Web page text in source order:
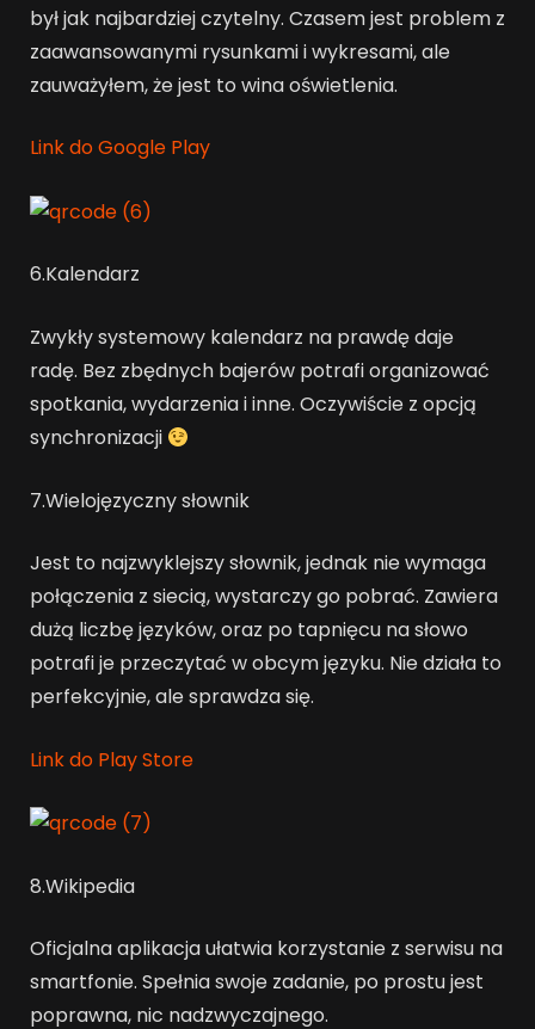
był jak najbardziej czytelny. Czasem jest problem z
zaawansowanymi rysunkami i wykresami, ale
zauważyłem, że jest to wina oświetlenia.
Link do Google Play
6.Kalendarz
Zwykły systemowy kalendarz na prawdę daje
radę. Bez zbędnych bajerów potrafi organizować
spotkania, wydarzenia i inne. Oczywiście z opcją
synchronizacji
7.Wielojęzyczny słownik
Jest to najzwyklejszy słownik, jednak nie wymaga
połączenia z siecią, wystarczy go pobrać. Zawiera
dużą liczbę języków, oraz po tapnięcu na słowo
potrafi je przeczytać w obcym języku. Nie działa to
perfekcyjnie, ale sprawdza się.
Link do Play Store
8.Wikipedia
Oficjalna aplikacja ułatwia korzystanie z serwisu na
smartfonie. Spełnia swoje zadanie, po prostu jest
poprawna, nic nadzwyczajnego.